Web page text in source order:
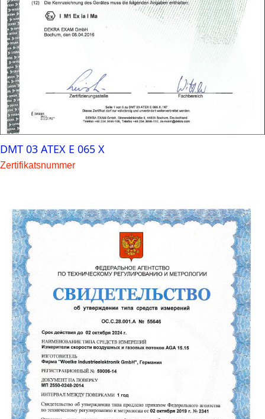
DMT 03 ATEX E 065 X
Zertifikatsnummer